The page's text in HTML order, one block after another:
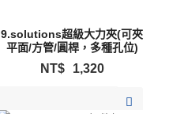
9.solutions超級大力夾(可夾
平面/方管/圓桿，多種孔位)
NT$ 1,320